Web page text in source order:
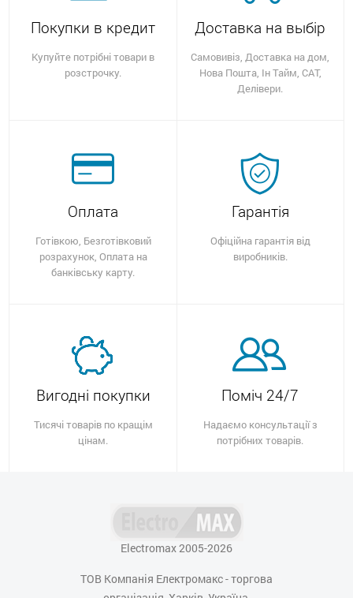
Покупки в кредит
Купуйте потрібні товари в
розстрочку.
Доставка на выбір
Самовивіз, Доставка на дом,
Нова Пошта, Ін Тайм, САТ,
Делівери.
Оплата
Готівкою, Безготівковий
розрахунок, Оплата на
банківську карту.
Гарантія
Офіційна гарантія від
виробників.
Вигодні покупки
Тисячі товарів по кращім
цінам.
Поміч 24/7
Надаємо консультації з
потрібних товарів.
Electromax 2005-2026
ТОВ Компанія Електромакс - торгова